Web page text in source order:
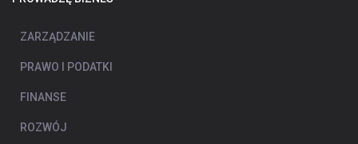
ZARZĄDZANIE
PRAWO I PODATKI
FINANSE
ROZWÓJ